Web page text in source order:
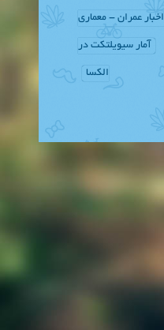
اخبار عمران - معماری
آمار سیویلتکت در
الکسا